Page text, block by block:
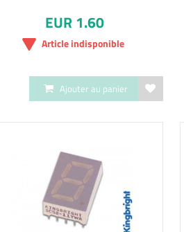
EUR 1.60
Article indisponible
Ajouter au panier